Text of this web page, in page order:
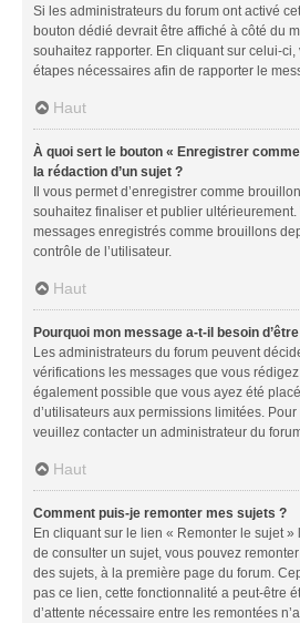
Si les administrateurs du forum ont activé
bouton dédié devrait être affiché à côté du
souhaitez rapporter. En cliquant sur celui-
étapes nécessaires afin de rapporter le
Haut
À quoi sert le bouton « Enregistrer
la rédaction d’un sujet ?
Il vous permet d’enregistrer comme
souhaitez finaliser et publier
messages enregistrés comme brouillons
contrôle de l’utilisateur.
Haut
Pourquoi mon message a-t-il besoin
Les administrateurs du forum peuvent
vérifications les messages que vous
également possible que vous ayez été
d’utilisateurs aux permissions limitées. Pour
veuillez contacter un administrateur du
Haut
Comment puis-je remonter mes sujets ?
En cliquant sur le lien « Remonter le sujet »
de consulter un sujet, vous pouvez
des sujets, à la première page du forum.
pas ce lien, cette fonctionnalité a peut-être
d’attente nécessaire entre les remontées